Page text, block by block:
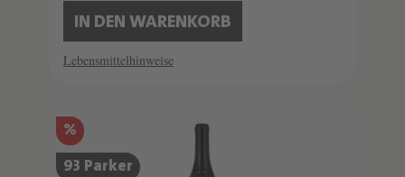
IN DEN WARENKORB
Lebensmittelhinweise
SCHATZKAMMER
SEHR LIMITIERT
%
93 Parker